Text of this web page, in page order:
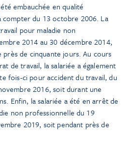
embauchée en qualité
compter du 13 octobre 2006. La
pour maladie non
2014 au 30 décembre 2014,
de cinquante jours. Au cours
de travail, la salariée a également
fois-ci pour accident du travail, du
2016, soit durant une
Enfin, la salariée a été en arrêt de
non professionnelle du 19
2019, soit pendant près de